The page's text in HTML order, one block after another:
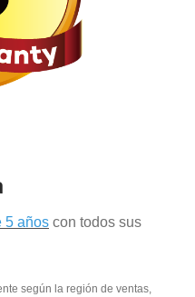
5 años con todos sus
según la región de ventas,